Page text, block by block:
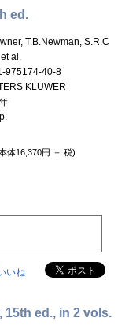
ed.
T.B.Newman, S.R.C
al.
975174-40-8
KLUWER
体16,370円 ＋ 税)
いね
ed., in 2 vols.